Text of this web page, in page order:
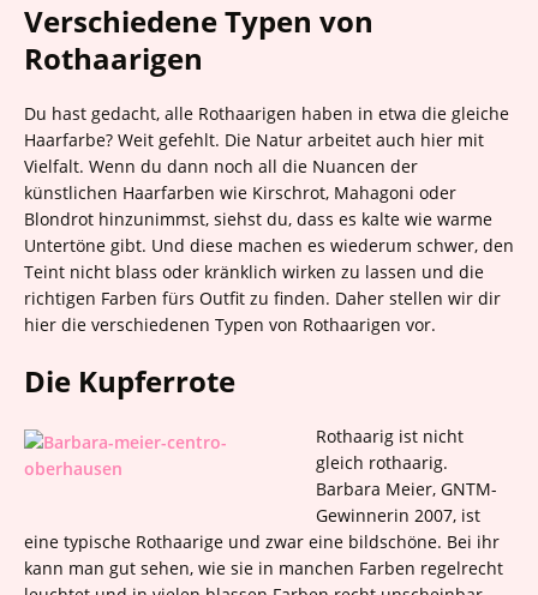
Verschiedene Typen von
Rothaarigen
Du hast gedacht, alle Rothaarigen haben in etwa die gleiche
Haarfarbe? Weit gefehlt. Die Natur arbeitet auch hier mit
Vielfalt. Wenn du dann noch all die Nuancen der
künstlichen Haarfarben wie Kirschrot, Mahagoni oder
Blondrot hinzunimmst, siehst du, dass es kalte wie warme
Untertöne gibt. Und diese machen es wiederum schwer, den
Teint nicht blass oder kränklich wirken zu lassen und die
richtigen Farben fürs Outfit zu finden. Daher stellen wir dir
hier die verschiedenen Typen von Rothaarigen vor.
Die Kupferrote
Rothaarig ist nicht
gleich rothaarig.
Barbara Meier, GNTM-
Gewinnerin 2007, ist
eine typische Rothaarige und zwar eine bildschöne. Bei ihr
kann man gut sehen, wie sie in manchen Farben regelrecht